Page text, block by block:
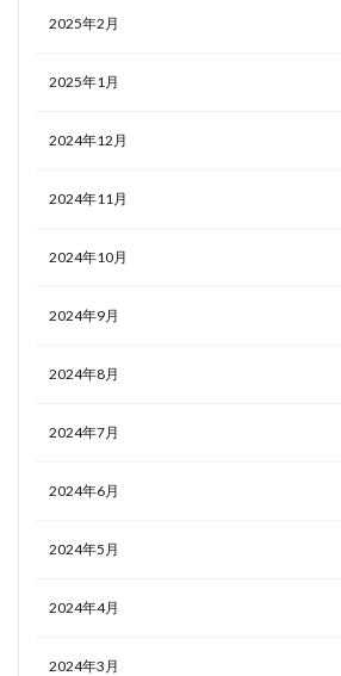
2025年2月
2025年1月
2024年12月
2024年11月
2024年10月
2024年9月
2024年8月
2024年7月
2024年6月
2024年5月
2024年4月
2024年3月